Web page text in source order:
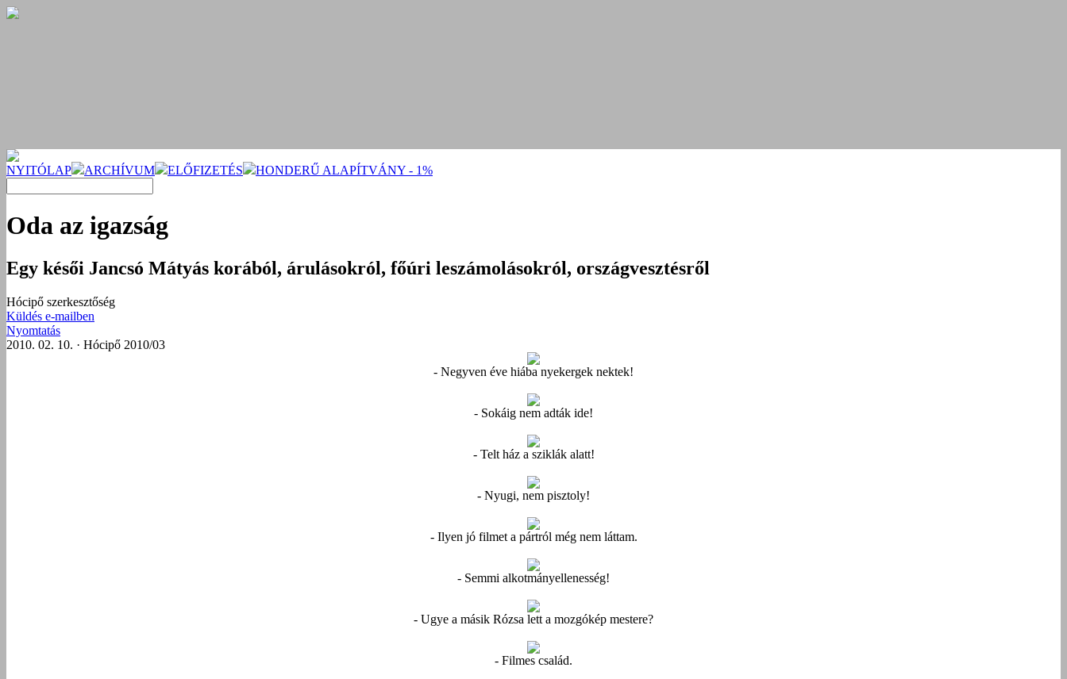
NYITÓLAP ARCHÍVUM ELŐFIZETÉS HONDERŰ ALAPÍTVÁNY - 1%
Oda az igazság
Egy késői Jancsó Mátyás korából, árulásokról, főúri leszámolásokról, országvesztésről
Hócipő szerkesztőség
Küldés e-mailben
Nyomtatás
2010. 02. 10. · Hócipő 2010/03
- Negyven éve hiába nyekergek nektek!
- Sokáig nem adták ide!
- Telt ház a sziklák alatt!
- Nyugi, nem pisztoly!
- Ilyen jó filmet a pártról még nem láttam.
- Semmi alkotmányellenesség!
- Ugye a másik Rózsa lett a mozgókép mestere?
- Filmes család.